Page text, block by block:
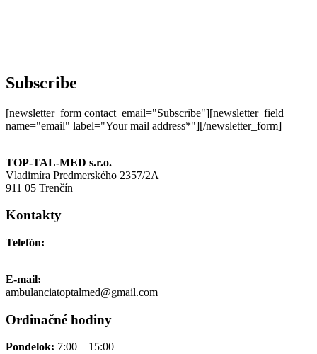
Subscribe
[newsletter_form contact_email="Subscribe"][newsletter_field
name="email" label="Your mail address*"][/newsletter_form]
TOP-TAL-MED s.r.o.
Vladimíra Predmerského 2357/2A
911 05 Trenčín
Kontakty
Telefón:
E-mail:
ambulanciatoptalmed@gmail.com
Ordinačné hodiny
Pondelok: 7:00 – 15:00